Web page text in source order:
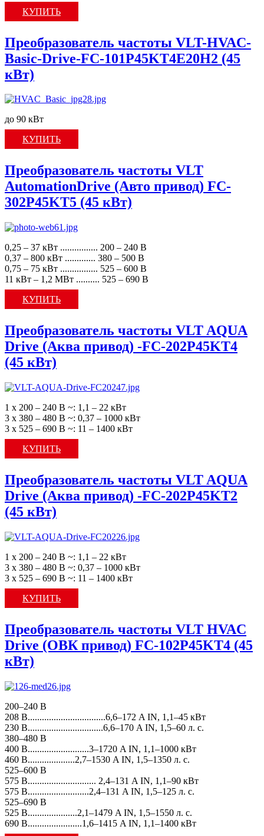
КУПИТЬ
Преобразователь частоты VLT-HVAC-
Basic-Drive-FC-101P45KT4E20H2 (45
кВт)
до 90 кВт
КУПИТЬ
Преобразователь частоты VLT
AutomationDrive (Авто привод) FC-
302P45KT5 (45 кВт)
0,25 – 37 кВт ................ 200 – 240 В
0,37 – 800 кВт ............. 380 – 500 В
0,75 – 75 кВт ................ 525 – 600 В
11 кВт – 1,2 МВт .......... 525 – 690 В
КУПИТЬ
Преобразователь частоты VLT AQUA
Drive (Аква привод) -FC-202P45KT4
(45 кВт)
1 х 200 – 240 В ~: 1,1 – 22 кВт
3 х 380 – 480 В ~: 0,37 – 1000 кВт
3 х 525 – 690 В ~: 11 – 1400 кВт
КУПИТЬ
Преобразователь частоты VLT AQUA
Drive (Аква привод) -FC-202P45KT2
(45 кВт)
1 х 200 – 240 В ~: 1,1 – 22 кВт
3 х 380 – 480 В ~: 0,37 – 1000 кВт
3 х 525 – 690 В ~: 11 – 1400 кВт
КУПИТЬ
Преобразователь частоты VLT HVAC
Drive (ОВК привод) FC-102P45KT4 (45
кВт)
200–240 В
208 В.................................6,6–172 A IN, 1,1–45 кВт
230 В................................6,6–170 A IN, 1,5–60 л. с.
380–480 В
400 В..........................3–1720 A IN, 1,1–1000 кВт
460 В....................2,7–1530 A IN, 1,5–1350 л. с.
525–600 В
575 В............................. 2,4–131 A IN, 1,1–90 кВт
575 В..........................2,4–131 A IN, 1,5–125 л. с.
525–690 В
525 В.....................2,1–1479 A IN, 1,5–1550 л. с.
690 В.......................1,6–1415 A IN, 1,1–1400 кВт